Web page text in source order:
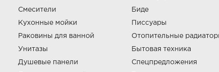
Смесители
Кухонные мойки
Раковины для ванной
Унитазы
Душевые панели
Биде
Писсуары
Отопительные
Бытовая техника
Спецпредложения